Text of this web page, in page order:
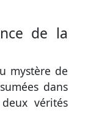
de la
mystère de
dans
vérités